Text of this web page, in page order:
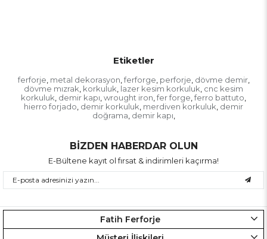
Etiketler
ferforje metal dekorasyon ferforge perforje dövme demir,
dövme mızrak korkuluk lazer kesim korkuluk cnc kesim
korkuluk demir kapı wrought iron fer forge ferro battuto
hierro forjado demir korkuluk merdiven korkuluk demir
doğrama demir kapı
BİZDEN HABERDAR OLUN
E-Bültene kayıt ol fırsat & indirimleri kaçırma!
Fatih Ferforje